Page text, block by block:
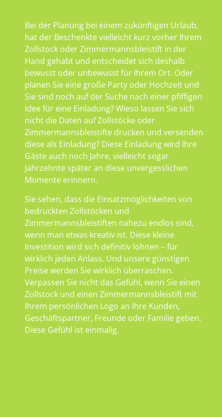
Bei der Planung bei einem zukünftigen Urlaub,
hat der Beschenkte vielleicht kurz vorher Ihrem
Zollstock oder Zimmermannsbleistift in der
Hand gehabt und entscheidet sich deshalb
bewusst oder unbewusst für Ihrem Ort. Oder
planen Sie eine große Party oder Hochzeit und
Sie sind noch auf der Suche nach einer pfiffigen
Idee für eine Einladung? Wieso lassen Sie sich
nicht die Daten auf Zollstöcke oder
Zimmermannsbleistifte drucken und versenden
diese als Einladung? Diese Einladung wird Ihre
Gäste auch noch Jahre, vielleicht sogar
Jahrzehnte später an diese unvergesslichen
Momente erinnern.
Sie sehen, dass die Einsatzmöglichkeiten von
bedruckten Zollstöcken und
Zimmermannsbleistiften nahezu endlos sind,
wenn man etwas kreativ ist. Diese kleine
Investition wird sich definitiv lohnen – für
wirklich jeden Anlass. Und unsere günstigen
Preise werden Sie wirklich überraschen.
Verpassen Sie nicht das Gefühl, wenn Sie einen
Zollstock und einen Zimmermannsbleistift mit
Ihrem persönlichen Logo an Ihre Kunden,
Geschäftspartner, Freunde oder Familie geben.
Diese Gefühl ist einmalig.